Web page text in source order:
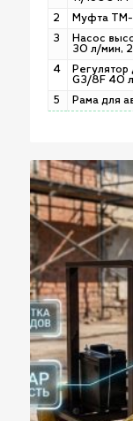
2
Муфта
3
Насос
30 л/мин,
4
G3/8F 40
5 Рама для